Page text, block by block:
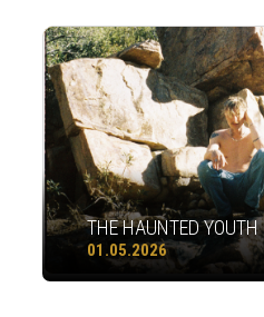
THE HAUNTED YOUTH
01.05.2026